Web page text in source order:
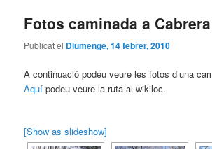
Fotos caminada a Cabrera
Publicat el Diumenge, 14 febrer, 2010
A continuació podeu veure les fotos d’una
Aquí podeu veure la ruta al wikiloc.
[Show as slideshow]